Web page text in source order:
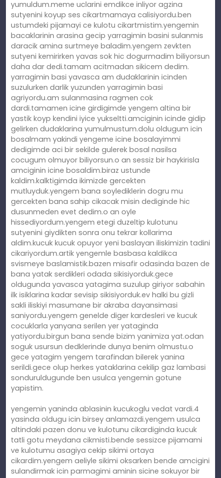
yumuldum.meme uclarini emdikce inliyor agzina
sutyenini koyup ses cikartmamaya calisiyordu.ben
ustumdeki pijamayi ce kulotu cikartmistim.yengemin
bacaklarinin arasina gecip yarragimin basini sulanmis
daracik amina surtmeye baladim.yengem zevkten
sutyeni kemirirken yavas sok hic dogurmadim biliyorsun
daha dar dedi.tamam acitmadan sikicem dedim.
yarragimin basi yavasca am dudaklarinin icinden
suzulurken darlik yuzunden yarragimin basi
agriyordu.am sulanmasina ragmen cok
dardi.tamamen icine girdigimde yengem altina bir
yastik koyp kendini iyice yukseltti.amciginin icinde gidip
gelirken dudaklarina yumulmustum.dolu oldugum icin
bosalmam yakindi yengeme icine bosalayimmi
dedigimde aci bir sekilde gulerek bosal nasilsa
cocugum olmuyor biliyorsun.o an sessiz bir haykirisla
amciginin icine bosaldim.biraz ustunde
kaldim.kalktigimda ikimizde gercekten
mutluyduk.yengem bana soylediklerin dogru mu
gercekten bana sahip cikacak misin dediginde hic
dusunmeden evet dedim.o an oyle
hissediyordum.yengem etegi duzeltip kulotunu
sutyenini giydikten sonra onu tekrar kollarima
aldim.kucuk kucuk opuyor yeni baslayan iliskimizin tadini
cikariyordum.artik yengemle basbasa kaldikca
svismeye baslamistik.bazen misafir odasinda bazen de
bana yatak serdikleri odada sikisiyorduk.gece
oldugunda yavasca yatagima suzulup giriyor sabahin
ilk isiklarina kadar sevisip sikisiyorduk.ev halki bu gizli
sakli iliskiyi masumane bir akraba dayansimasi
saniyordu.yengem genelde diger kardesleri ve kucuk
cocuklarla yanyana serilen yer yataginda
yatiyordu.birgun bana sende bizim yanimiza yat.odan
soguk usursun dedklerinde dunya benim olmustu.o
gece yatagim yengem tarafindan bilerek yanina
serildi.gece olup herkes yataklarina cekilip gaz lambasi
sonduruldugunde ben usulca yengemin gotune
yapistim.
yengemin yaninda ablasinin kucukoglu vedat vardi.4
yasinda oldugu icin birsey anlamazdi.yengem usulca
altindaki pazen donu ve kulotunu cikardiginda kucuk
tatli gotu meydana cikmisti.bende sessizce pijamami
ve kulotumu asagiya cekip sikimi ortaya
cikardim.yengem aeliyle sikimi oksarken bende amcigini
sulandirmak icin parmagimi aminin sicine sokuyor bir